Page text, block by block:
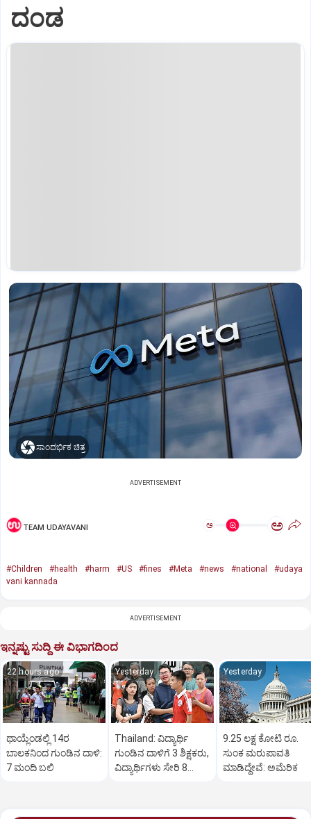
ದಂಡ
ಸಾಂದರ್ಭಿಕ ಚಿತ್ರ
ADVERTISEMENT
TEAM UDAYAVANI ಅ ಅ
#Children #health #harm #US #fines #Meta #news #national
#udaya
vani kannada
ADVERTISEMENT
ಇನ್ನಷ್ಟು ಸುದ್ದಿ ಈ ವಿಭಾಗದಿಂದ
22 hours ago
ಥಾಯ್ಲೆಂಡಲ್ಲಿ 14ರ
ಬಾಲಕನಿಂದ ಗುಂಡಿನ ದಾಳಿ:
7 ಮಂದಿ ಬಲಿ
Yesterday
Thailand: ವಿದ್ಯಾರ್ಥಿ
ಗುಂಡಿನ ದಾಳಿಗೆ 3 ಶಿಕ್ಷಕರು,
ವಿದ್ಯಾರ್ಥಿಗಳು ಸೇರಿ 8
Yesterday
9.25 ಲಕ್ಷ ಕೋಟಿ ರೂ.
ಸುಂಕ ಮರುಪಾವತಿ
ಮಾಡಿದ್ದೇವೆ: ಅಮೆರಿಕ